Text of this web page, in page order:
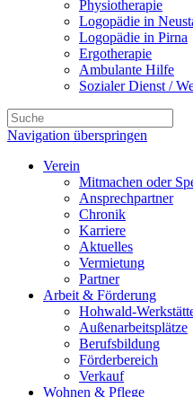
Physiotherapie
Logopädie in
Logopädie in Pirna
Ergotherapie
Ambulante Hilfe
Sozialer Dienst /
Navigation überspringen
Verein
Mitmachen oder
Ansprechpartner
Chronik
Karriere
Aktuelles
Vermietung
Partner
Arbeit & Förderung
Hohwald-
Außenarbeitsplätze
Berufsbildung
Förderbereich
Verkauf
Wohnen & Pflege